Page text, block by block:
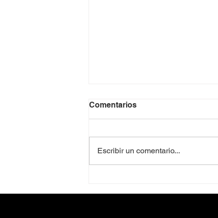
Comentarios
Escribir un comentario...